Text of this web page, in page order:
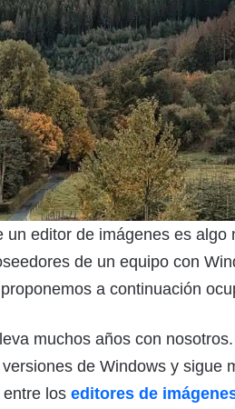
un editor de imágenes es
de un equipo con
a continuación
muchos años con
de Windows y sigue
los editores de